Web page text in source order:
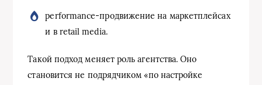
performance-продвижение на маркетплейсах
и в retail media.
Такой подход меняет роль агентства. Оно
становится не подрядчиком «по настройке